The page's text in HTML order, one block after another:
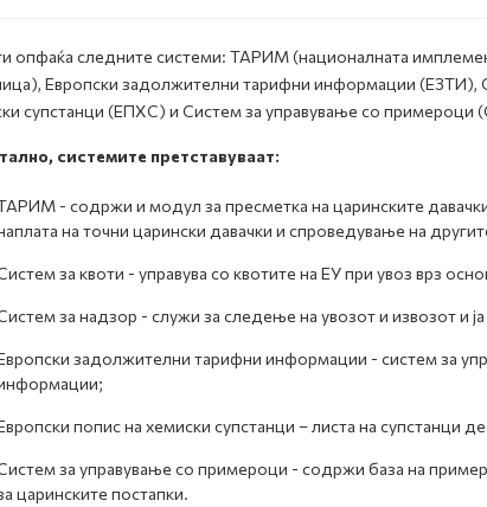
опфаќа следните системи: ТАРИМ (националната
Европски задолжителни тарифни информации (ЕЗТИ),
супстанци (ЕПХС) и Систем за управување со примероци
системите претставуваат:
- содржи и модул за пресметка на царинските
на точни царински давачки и спроведување на
за квоти - управува со квотите на ЕУ при увоз врз
за надзор - служи за следење на увозот и извозот и
задолжителни тарифни информации - систем за
попис на хемиски супстанци – листа на супстанци
за управување со примероци - содржи база на
царинските постапки.